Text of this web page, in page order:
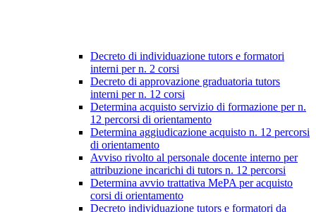
Decreto di individuazione tutors e formatori
interni per n. 2 corsi
Decreto di approvazione graduatoria tutors
interni per n. 12 corsi
Determina acquisto servizio di formazione per n.
12 percorsi di orientamento
Determina aggiudicazione acquisto n. 12 percorsi
di orientamento
Avviso rivolto al personale docente interno per
attribuzione incarichi di tutors n. 12 percorsi
Determina avvio trattativa MePA per acquisto
corsi di orientamento
Decreto individuazione tutors e formatori da